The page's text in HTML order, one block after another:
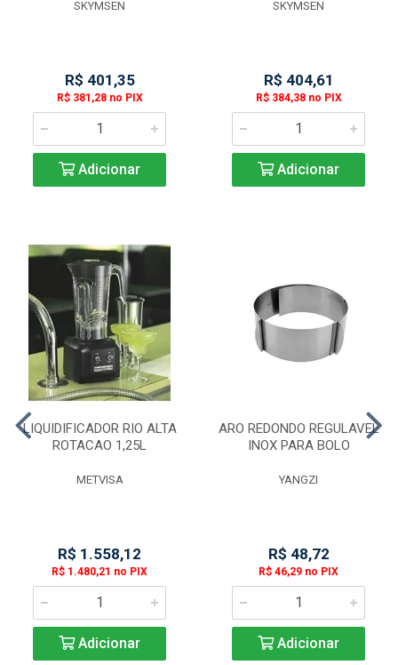
SKYMSEN
R$ 401,35
R$ 381,28 no PIX
Adicionar
SKYMSEN
R$ 404,61
R$ 384,38 no PIX
Adicionar
LIQUIDIFICADOR RIO ALTA
ROTACAO 1,25L
METVISA
R$ 1.558,12
R$ 1.480,21 no PIX
Adicionar
ARO REDONDO REGULAVEL
INOX PARA BOLO
YANGZI
R$ 48,72
R$ 46,29 no PIX
Adicionar